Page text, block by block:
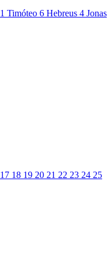
1 Timóteo 6 Hebreus 4 Jonas
17 18 19 20 21 22 23 24 25